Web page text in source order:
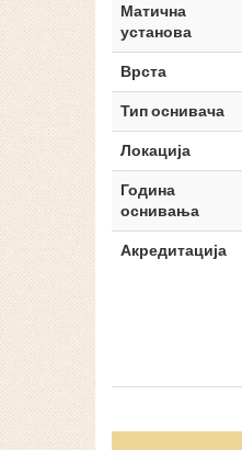
Матична
установа
Врста
Тип оснивача
Локација
Година
оснивања
Акредитација